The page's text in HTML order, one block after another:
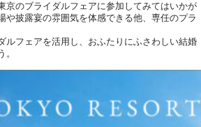
京のブライダルフェアに参加してみてはいかが
や披露宴の雰囲気を体感できる他、専任のプラ
ルフェアを活用し、おふたりにふさわしい結婚
。